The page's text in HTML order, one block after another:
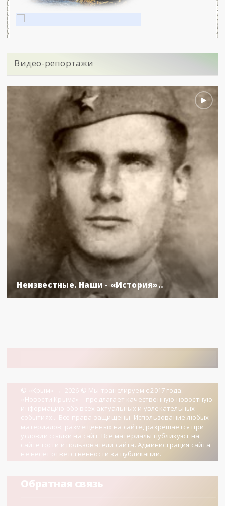
Видео-репортажи
Неизвестные. Наши - «История»..
© «Крым» → 2026 © Мы транслируем с 2017 года. -
«Новости Крыма» – предлагает качественную новостную
информацию обо всех актуальных и увлекательных
событиях... Все права защищены. Использование любых
материалов, размещённых на сайте, разрешается при
условии ссылки на сайт. Все материалы публикуют на
сайте гости и пользователи сайта. Администрация сайта
не несет ответственности за публикации.
Обратная связь